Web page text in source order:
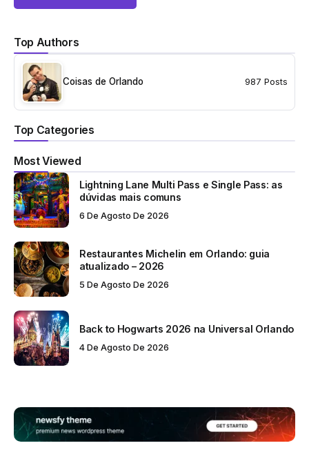
Top Authors
Coisas de Orlando 987 Posts
Top Categories
Most Viewed
Lightning Lane Multi Pass e Single Pass: as
dúvidas mais comuns
6 De Agosto De 2026
Restaurantes Michelin em Orlando: guia
atualizado – 2026
5 De Agosto De 2026
Back to Hogwarts 2026 na Universal Orlando
4 De Agosto De 2026